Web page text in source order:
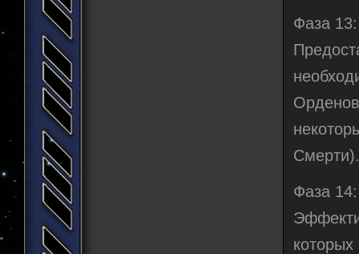
Фаза
Смерти).
Фаза
которых